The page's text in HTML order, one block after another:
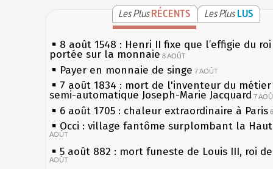
Les PlusRÉCENTS Les Plus LUS
8 août 1548 : Henri II fixe que l’effigie du
portée sur la monnaie 8 AOÛT
Payer en monnaie de singe 7 AOÛT
7 août 1834 : mort de l'inventeur du
semi-automatique Joseph-Marie Jacquard 7
6 août 1705 : chaleur extraordinaire à Paris
Occi : village fantôme surplombant la
AOÛT
5 août 882 : mort funeste de Louis III, roi
AOÛT